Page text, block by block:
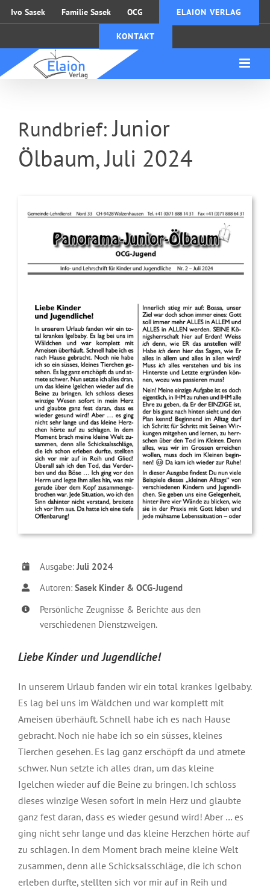
Zum
Inhalt
Ivo Sasek Familie Sasek OCG ELAION VERLAG
KONTAKT
Rundbrief:Junior
Ölbaum, Juli 2024
Ausgabe: Juli 2024
Autoren: Sasek Kinder & OCG-Jugend
Persönliche Zeugnisse & Berichte aus den
verschiedenen Dienstzweigen.
Liebe Kinder und Jugendliche!
In unserem Urlaub fanden wir ein total krankes Igelbaby.
Es lag bei uns im Wäldchen und war komplett mit
Ameisen überhäuft. Schnell habe ich es nach Hause
gebracht. Noch nie habe ich so ein süsses, kleines
Tierchen gesehen. Es lag ganz erschöpft da und atmete
schwer. Nun setzte ich alles dran, um das kleine
Igelchen wieder auf die Beine zu bringen. Ich schloss
dieses winzige Wesen sofort in mein Herz und glaubte
ganz fest daran, dass es wieder gesund wird! Aber … es
ging nicht sehr lange und das kleine Herzchen hörte auf
zu schlagen. In dem Moment brach meine kleine Welt
zusammen, denn alle Schicksalsschläge, die ich schon
erleben durfte, stellten sich vor mir auf in Reih und